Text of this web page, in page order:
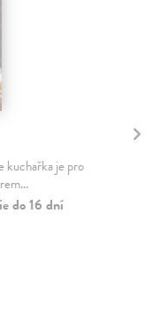
kuchařka je pro
do 16 dní